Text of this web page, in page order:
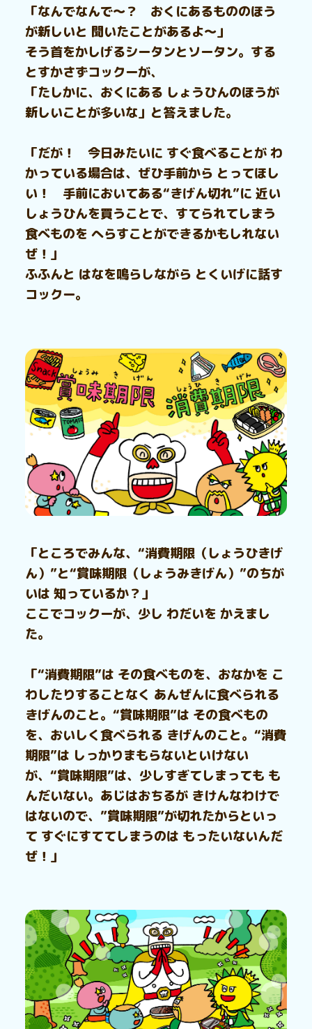
「なんでなんで～？ おくにあるもののほう
が新しいと 聞いたことがあるよ～」
そう首をかしげるシータンとソータン。する
とすかさずコックーが、
「たしかに、おくにある しょうひんのほうが
新しいことが多いな」と答えました。
「だが！ 今日みたいに すぐ食べることが わ
かっている場合は、ぜひ手前から とってほし
い！ 手前においてある“きげん切れ”に 近い
しょうひんを買うことで、すてられてしまう
食べものを へらすことができるかもしれない
ぜ！」
ふふんと はなを鳴らしながら とくいげに話す
コックー。
「ところでみんな、“消費期限（しょうひきげ
ん）”と“賞味期限（しょうみきげん）”のちが
いは 知っているか？」
ここでコックーが、少し わだいを かえまし
た。
「“消費期限”は その食べものを、おなかを こ
わしたりすることなく あんぜんに食べられる
きげんのこと。“賞味期限”は その食べもの
を、おいしく食べられる きげんのこと。“消費
期限”は しっかりまもらないといけない
が、“賞味期限”は、少しすぎてしまっても も
んだいない。あじはおちるが きけんなわけで
はないので、”賞味期限”が切れたからといっ
て すぐにすててしまうのは もったいないんだ
ぜ！」